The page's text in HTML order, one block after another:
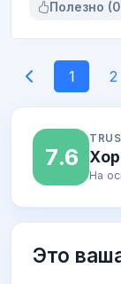
Полезно
1 2
7.6
На
Это